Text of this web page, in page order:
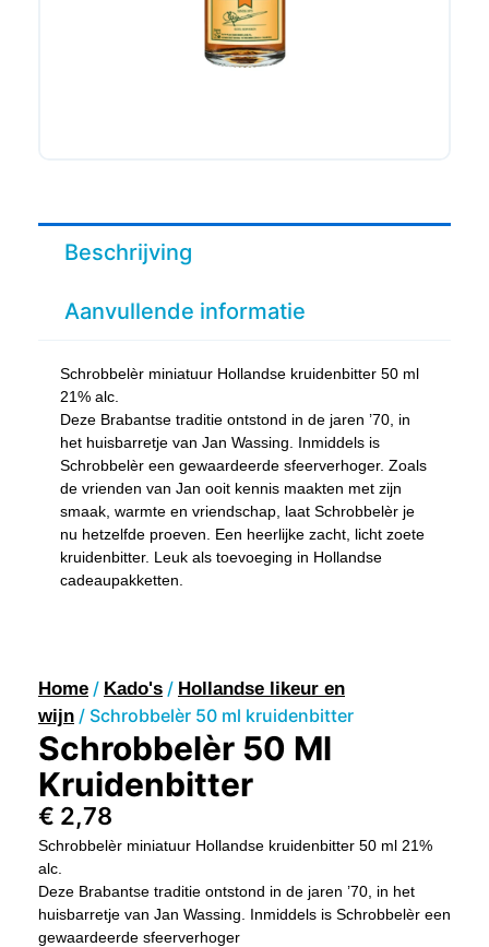
Beschrijving
Aanvullende informatie
Schrobbelèr miniatuur Hollandse kruidenbitter 50 ml
21% alc.
Deze Brabantse traditie ontstond in de jaren ’70, in
het huisbarretje van Jan Wassing. Inmiddels is
Schrobbelèr een gewaardeerde sfeerverhoger. Zoals
de vrienden van Jan ooit kennis maakten met zijn
smaak, warmte en vriendschap, laat Schrobbelèr je
nu hetzelfde proeven. Een heerlijke zacht, licht zoete
kruidenbitter. Leuk als toevoeging in Hollandse
cadeaupakketten.
Home / Kado's / Hollandse likeur en
wijn / Schrobbelèr 50 ml kruidenbitter
Schrobbelèr 50 Ml
Kruidenbitter
€ 2,78
Schrobbelèr miniatuur Hollandse kruidenbitter 50 ml 21%
alc.
Deze Brabantse traditie ontstond in de jaren ’70, in het
huisbarretje van Jan Wassing. Inmiddels is Schrobbelèr een
gewaardeerde sfeerverhoger